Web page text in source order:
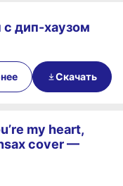
дип-хаузом
Скачать
my heart,
cover —